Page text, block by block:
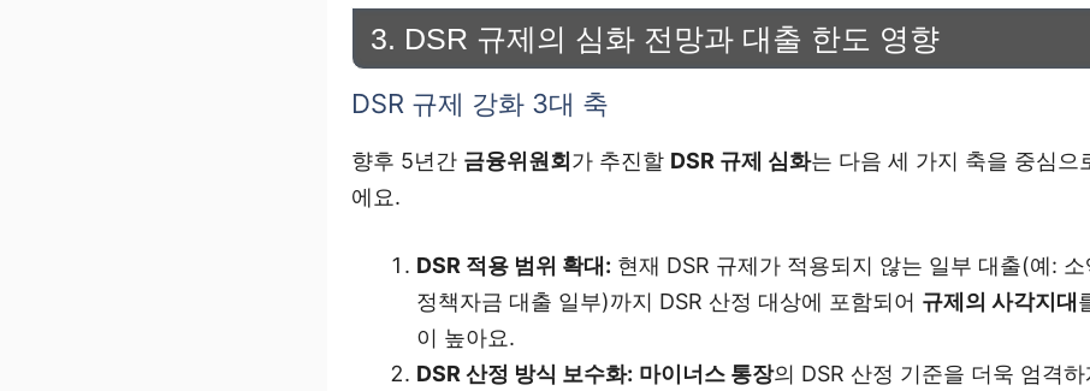
3. DSR 규제의 심화 전망과 대출 한도 영향
DSR 규제 강화 3대 축
향후 5년간 금융위원회가 추진할 DSR 규제 심화는 다음 세 가지 축을 중심으
에요.
DSR 적용 범위 확대: 현재 DSR 규제가 적용되지 않는 일부 대출(예:
정책자금 대출 일부)까지 DSR 산정 대상에 포함되어 규제의 사각지대
이 높아요.
DSR 산정 방식 보수화: 마이너스 통장의 DSR 산정 기준을 더욱 엄격